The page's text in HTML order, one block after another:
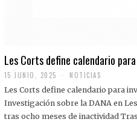
Les Corts define calendario
15 JUNIO, 2025 NOTICIAS
Les Corts define calendario para
Investigación sobre la DANA en
tras ocho meses de inactividad